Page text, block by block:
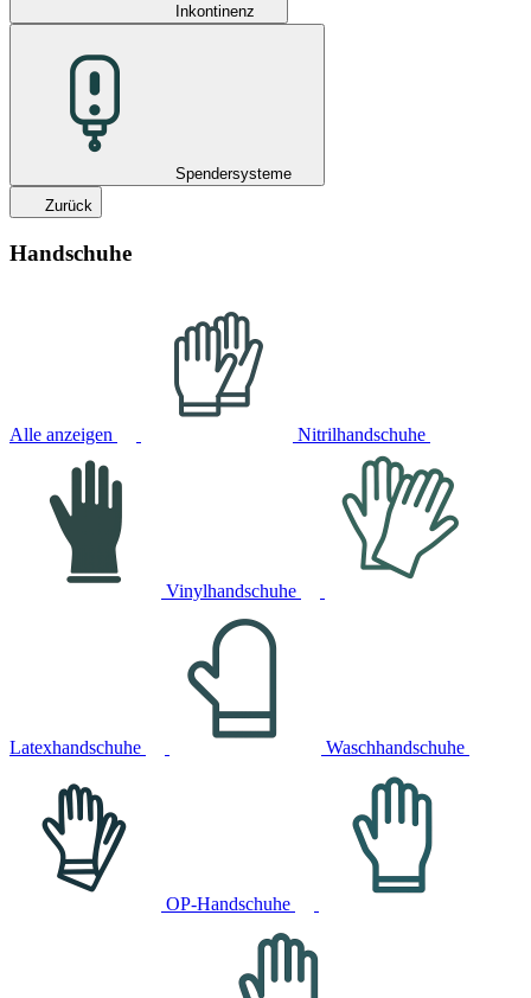
Inkontinenz
Spendersysteme
Zurück
Handschuhe
Alle anzeigen Nitrilhandschuhe
Vinylhandschuhe
Latexhandschuhe Waschhandschuhe
OP-Handschuhe